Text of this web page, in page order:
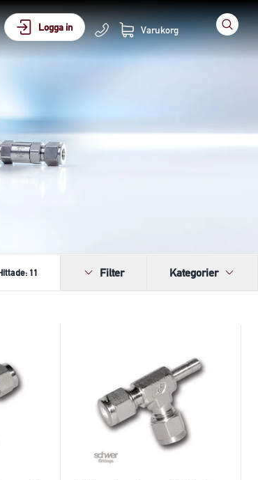
Logga in Varukorg
11 Filter Kategorier